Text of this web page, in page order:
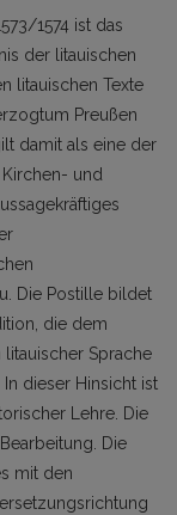
1574 ist das
der litauischen
litauischen Texte
Preußen
damit als eine der
und
Die Postille bildet
die dem
litauischer Sprache
dieser Hinsicht ist
Lehre. Die
Die
mit den